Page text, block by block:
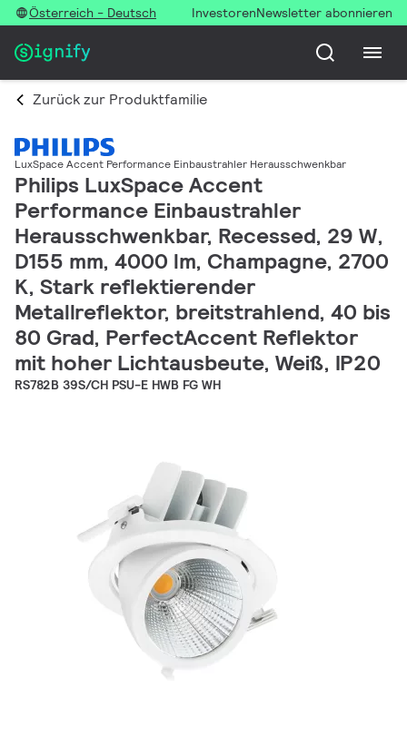
Österreich - Deutsch InvestorenNewsletter abonnieren
Zurück zur Produktfamilie
LuxSpace Accent Performance Einbaustrahler Herausschwenkbar
Philips LuxSpace Accent
Performance Einbaustrahler
Herausschwenkbar, Recessed, 29 W,
D155 mm, 4000 lm, Champagne, 2700
K, Stark reflektierender
Metallreflektor, breitstrahlend, 40 bis
80 Grad, PerfectAccent Reflektor
mit hoher Lichtausbeute, Weiß, IP20
RS782B 39S/CH PSU-E HWB FG WH